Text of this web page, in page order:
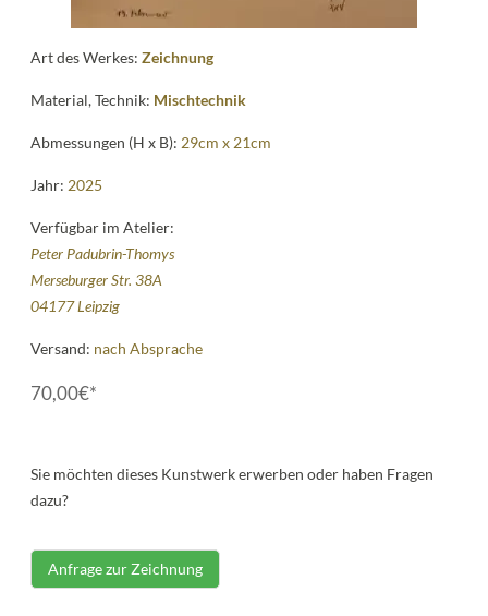
Art des Werkes:Zeichnung
Material, Technik: Mischtechnik
Abmessungen (H x B): 29cm x 21cm
Jahr: 2025
Verfügbar im Atelier:
Peter Padubrin-Thomys
Merseburger Str. 38A
04177 Leipzig
Versand: nach Absprache
70,00€*
Sie möchten dieses Kunstwerk erwerben oder haben Fragen
dazu?
Anfrage zur Zeichnung